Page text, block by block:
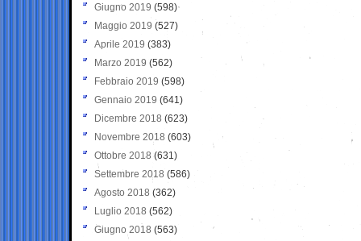
Giugno 2019 (598)
Maggio 2019 (527)
Aprile 2019 (383)
Marzo 2019 (562)
Febbraio 2019 (598)
Gennaio 2019 (641)
Dicembre 2018 (623)
Novembre 2018 (603)
Ottobre 2018 (631)
Settembre 2018 (586)
Agosto 2018 (362)
Luglio 2018 (562)
Giugno 2018 (563)